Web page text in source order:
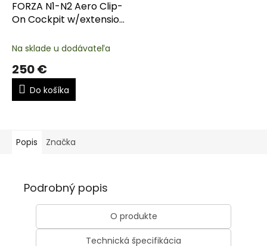
FORZA N1-N2 Aero Clip-
On Cockpit w/extension
Na sklade u dodávateľa
250 €
Do košíka
Popis Značka
Podrobný popis
O produkte
Technická špecifikácia